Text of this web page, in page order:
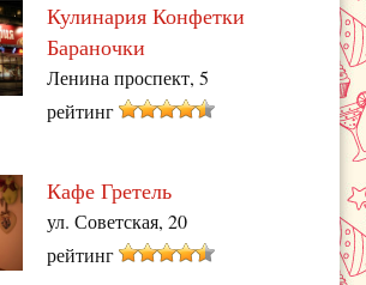
Кулинария Конфетки
Бараночки
Ленина проспект, 5
рейтинг
Кафе Гретель
ул. Советская, 20
рейтинг